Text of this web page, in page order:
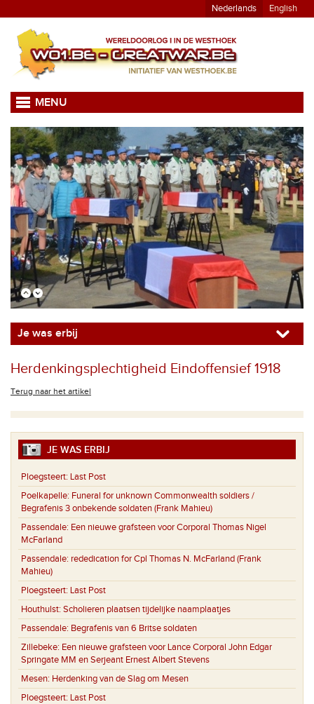
Nederlands English
MENU
Je was erbij
Herdenkingsplechtigheid Eindoffensief 1918
Terug naar het artikel
JE WAS ERBIJ
Ploegsteert: Last Post
Poelkapelle: Funeral for unknown Commonwealth soldiers /
Begrafenis 3 onbekende soldaten (Frank Mahieu)
Passendale: Een nieuwe grafsteen voor Corporal Thomas Nigel
McFarland
Passendale: rededication for Cpl Thomas N. McFarland (Frank
Mahieu)
Ploegsteert: Last Post
Houthulst: Scholieren plaatsen tijdelijke naamplaatjes
Passendale: Begrafenis van 6 Britse soldaten
Zillebeke: Een nieuwe grafsteen voor Lance Corporal John Edgar
Springate MM en Serjeant Ernest Albert Stevens
Mesen: Herdenking van de Slag om Mesen
Ploegsteert: Last Post